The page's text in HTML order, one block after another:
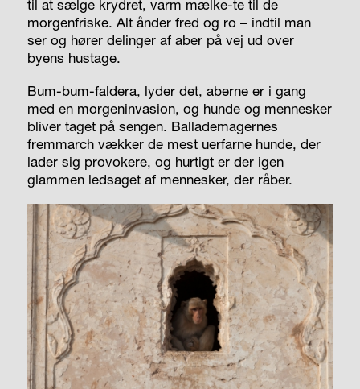
til at sælge krydret, varm mælke-te til de
morgenfriske. Alt ånder fred og ro – indtil man
ser og hører delinger af aber på vej ud over
byens hustage.
Bum-bum-faldera, lyder det, aberne er i gang
med en morgeninvasion, og hunde og mennesker
bliver taget på sengen. Ballademagernes
fremmarch vækker de mest uerfarne hunde, der
lader sig provokere, og hurtigt er der igen
glammen ledsaget af mennesker, der råber.